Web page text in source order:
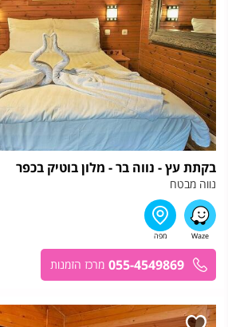
בקתת עץ - נווה בר - מלון בוטיק בכפר
נווה מבטח
055-4549869 מרכז הזמנות